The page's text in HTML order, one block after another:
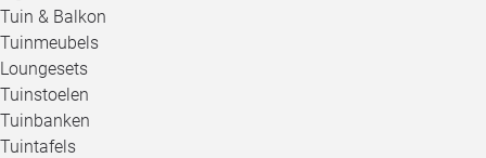
Tuin & Balkon
Tuinmeubels
Loungesets
Tuinstoelen
Tuinbanken
Tuintafels